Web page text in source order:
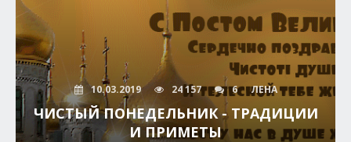
10.03.2019 24 157 6 ЛЕНА
ЧИСТЫЙ ПОНЕДЕЛЬНИК - ТРАДИЦИИ
И ПРИМЕТЫ